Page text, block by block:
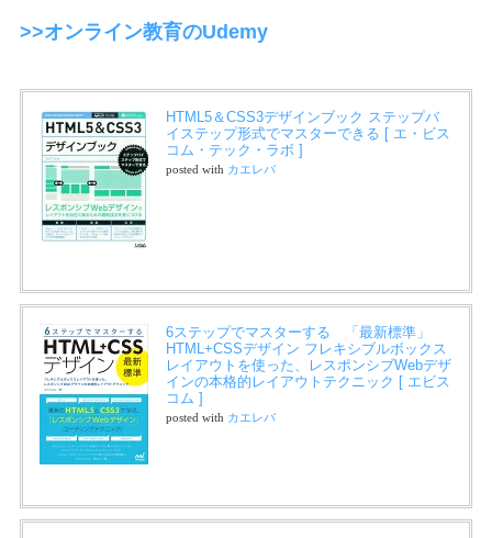
>>オンライン教育のUdemy
HTML5＆CSS3デザインブック ステップバ
イステップ形式でマスターできる [ エ・ビス
コム・テック・ラボ ]
posted with カエレバ
6ステップでマスターする 「最新標準」
HTML+CSSデザイン フレキシブルボックス
レイアウトを使った、レスポンシブWebデザ
インの本格的レイアウトテクニック [ エビス
コム ]
posted with カエレバ